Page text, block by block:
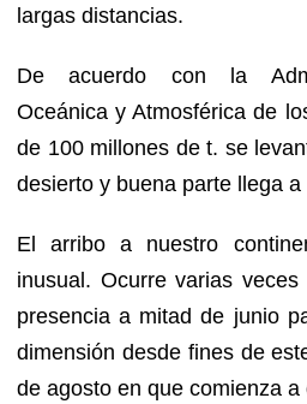
largas distancias.
De acuerdo con la
Oceánica y Atmosférica de
de 100 millones de t. se
desierto y buena parte llega
El arribo a nuestro
inusual. Ocurre varias
presencia a mitad de junio
dimensión desde fines de
de agosto en que comienza a